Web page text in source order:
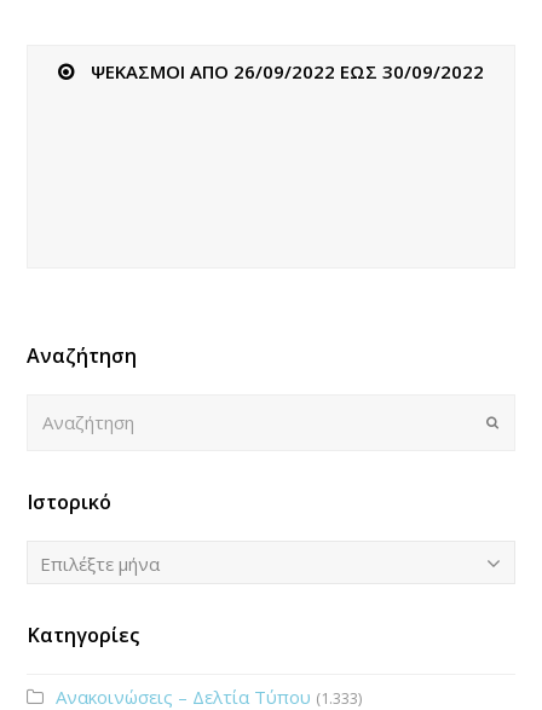
ΨΕΚΑΣΜΟΙ ΑΠΟ 26/09/2022 ΕΩΣ 30/09/2022
Αναζήτηση
Submit
Ιστορικό
Ιστορικό
Επιλέξτε μήνα
Κατηγορίες
Ανακοινώσεις – Δελτία Τύπου (1.333)